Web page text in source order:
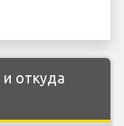
и откуда